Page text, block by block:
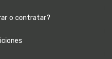
o contratar?